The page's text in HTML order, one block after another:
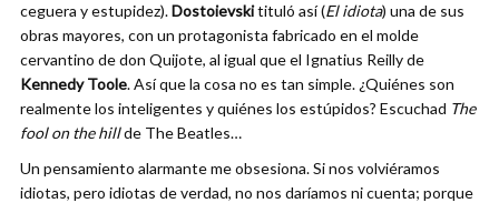
ceguera y estupidez).Dostoievskitituló así (El idiota) una de sus
obras mayores, con un protagonista fabricado en el molde
cervantino de don Quijote, al igual que el Ignatius Reilly de
Kennedy Toole. Así que la cosa no es tan simple. ¿Quiénes son
realmente los inteligentes y quiénes los estúpidos? Escuchad The
fool on the hillde The Beatles…
Un pensamiento alarmante me obsesiona. Si nos volviéramos
idiotas, pero idiotas de verdad, no nos daríamos ni cuenta; porque